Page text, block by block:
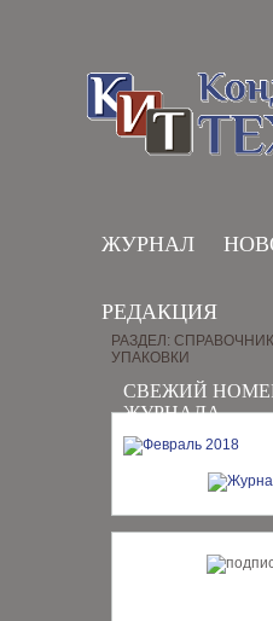
ЖУРНАЛ
РЕДАКЦИЯ
СВЕЖИЙ
ЖУРНАЛА
РАЗДЕЛ:
УПАКОВКИ